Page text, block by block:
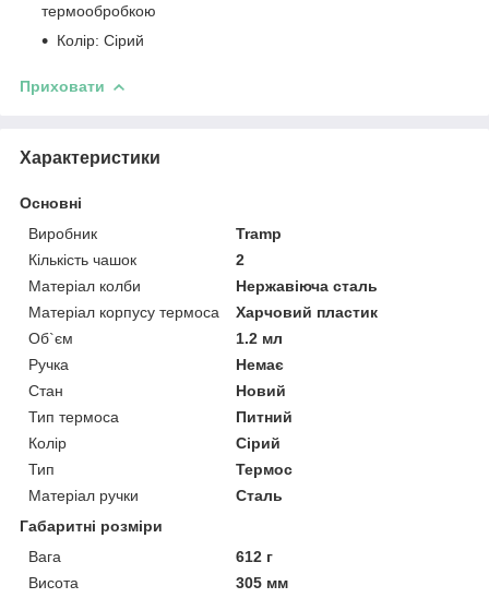
термообробкою
Колір: Сірий
Приховати
Характеристики
Основні
Виробник
Tramp
Кількість чашок
2
Матеріал колби
Нержавіюча сталь
Матеріал корпусу термоса
Харчовий пластик
Об`єм
1.2 мл
Ручка
Немає
Стан
Новий
Тип термоса
Питний
Колір
Сірий
Тип
Термос
Матеріал ручки
Сталь
Габаритні розміри
Вага
612 г
Висота
305 мм